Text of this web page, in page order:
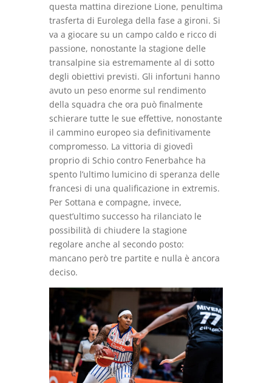
questa mattina direzione Lione, penultima
trasferta di Eurolega della fase a gironi. Si
va a giocare su un campo caldo e ricco di
passione, nonostante la stagione delle
transalpine sia estremamente al di sotto
degli obiettivi previsti. Gli infortuni hanno
avuto un peso enorme sul rendimento
della squadra che ora può finalmente
schierare tutte le sue effettive, nonostante
il cammino europeo sia definitivamente
compromesso. La vittoria di giovedì
proprio di Schio contro Fenerbahce ha
spento l’ultimo lumicino di speranza delle
francesi di una qualificazione in extremis.
Per Sottana e compagne, invece,
quest’ultimo successo ha rilanciato le
possibilità di chiudere la stagione
regolare anche al secondo posto:
mancano però tre partite e nulla è ancora
deciso.